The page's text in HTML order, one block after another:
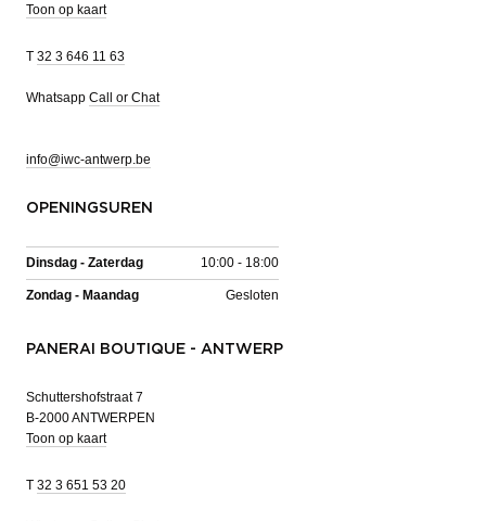
Toon op kaart
T 32 3 646 11 63
Whatsapp Call or Chat
info@iwc-antwerp.be
OPENINGSUREN
Dinsdag - Zaterdag 10:00 - 18:00
Zondag - Maandag Gesloten
PANERAI BOUTIQUE - ANTWERP
Schuttershofstraat 7
B-2000 ANTWERPEN
Toon op kaart
T 32 3 651 53 20